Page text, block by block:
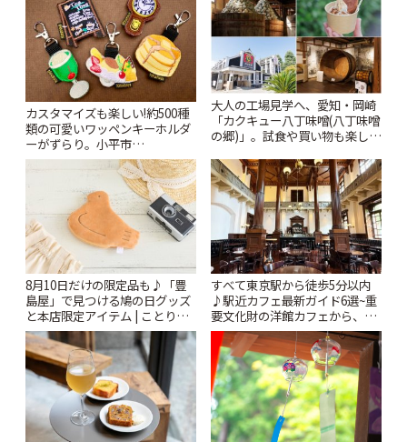
カスタマイズも楽しい!約500種
類の可愛いワッペンキーホルダ
ーがずらり。小平市
「Kimamaya T&K」 | ことりっ
大人の工場見学へ、愛知・岡崎
「カクキュー八丁味噌(八丁味噌
の郷)」。試食や買い物も楽しみ
8月10日だけの限定品も♪「豊
島屋」で見つける鳩の日グッズ
と本店限定アイテム | ことりっ
ぷ
すべて東京駅から徒歩5分以内
♪駅近カフェ最新ガイド6選~重
要文化財の洋館カフェから、改
札すぐのレトロ喫茶まで~ | こと
りっぷ